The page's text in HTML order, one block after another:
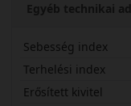
Egyéb technikai
Sebesség index
Terhelési index
Erősített kivitel